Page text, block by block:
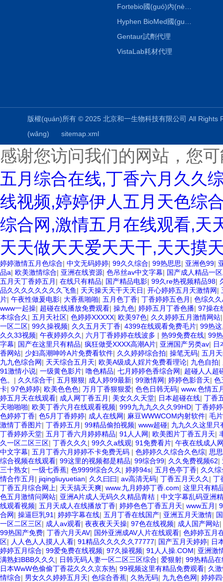
Gentaur試劑代理
VistaLab耗材代理
版權(quán)所有 © 2025 北京和一生物科技有限公司 All
(wǎng)
sitemap.xml
感谢您访问我们的网站，您
五月综合在线,丁香六月久久
线视频,婷婷伊人五月天色综
综合网,激情五月在线观看,天
天天做天天爱天天干,天天摸
婷婷激情五月色综合| 中文无码婷婷| 99久久综合| 99热思思| 亚洲色99|
品a| 欧美激情综合| 亚洲在线资源| 色吊丝av中文字幕| 国产成人精品一
五月天丁香婷五月 | 在线只有精品| 国产精品电影| 99久re热视频精品98|
品久久久久久久久久飞鱼| 天天操天天干天天日| 开心婷婷五月天激情网|
片| 午夜性做爰电影| 大香蕉啪啪| 五月色丁香| 丁香婷婷五色月 | 色综久久
www一起操| 超碰在线播放免费观看| 操九色| 婷婷五月丁香色播| 97操在
本综合久 | 五月天社区| 色婷婷XXXXX| 欧美97色| 久久婷婷五月激情网站
一区二区| 99久操视频| 久久五月天丁香| 4399在线观看免费毛片| 99热
久久33视频| 午夜婷婷久久 | 六月丁香婷婷在线波多 | 热99免费在线| 99
字幕| 国产在这里只有精品| 疯狂做受XXXX高潮A片| 亚洲国产另类av| 日
香网站| 少妇高潮呻吟A片免费看软件| 久久婷婷综合拍| 操笔无码| 五月
九九色综合网| 天天综合五月天| 欧美A级成人婬片免费看理论| 九色自拍|
91激情小说| 一级黄色影片| 噜色精品| 七月婷婷色香综合网| 超碰人人超
色。 | 久久综合干| 五月狠狠| 成人婷99最新| 99激情网| 婷婷色影音天| 色
卡| 97色婷婷| 欧美色色色| 万月丁香狠狠爱| 色色日韩无码| www.色情五
婷五月天在线观看| 成人网丁香五月 | 美女久久天堂| 日本超碰在线| 丁香
天啪啪啪| 欧美丁香六月在线观看视频| 999九九九久久久99HD| 丁香婷
色婷婷丁香| 色5月丁香婷婷| 成人在线网| 麻豆WWWCOM内射软件| 毛
激情丁香图片| 丁香婷五月 | 99精品偷拍视频| www超碰| 九九久久这里只
丁香婷婷天堂| 五月丁香六月婷婷精品| 91人人网| 欧美图片丁香五月天|
久一区二区三区| 丁香久久久 | 99久久a线观| 91免费看片| 午夜在线成人
中文字幕| 五月丁香六月婷婷不卡免费无码 | 色婷婷久久综合久色综| 思
综合视频在线观看| 99这里的视频都是精品| 99综合99| 久久免费视频62|
三十熟女| 一级七香蕉| 色9999综合久久 | 婷婷94s| 五月色亭丁香| 久久
情合作五月 | jiqingliuyuetian| 久久曰曰| av高清无码| 丁香五月天久久 | 丁
丁香五月综合网上| 天天搞天天爽| www.九月婷婷丁香.com| 这里只有精
色五月激情问网站| 亚洲A片成人无码久久精品青桔 | 中文字幕乱码亚洲
线观看视频| 五月天成人在线播放丁香| 婷婷色色丁香五月天| www五月 |
合网| 操逼巨乳91 | 婷婷字幕在线| 五月丁香在线国产| 亚洲五月天激情|
一区二区三区| 成人av观看| 夜夜夜天天操| 97色在线视频| 成人国产网站|
99热国产免费| 丁香六月天AV| 国外亚洲成AV人片在线观看| 色婷婷五月
区| 人人色人人摸人人看| 91精品久久久久久77777| 国产五月天婷婷| 日
婷婷五月综合| 99爱免费在线视频| 97久操视频| 91人人操.COM| 亚洲激
满熟妇BBB久久久 | 日韩无码人妻一区二区三区综合| 爱狠射| 99热精品在
日本WwW色偷偷丁香花久久久京东热| 99视频这里有精品免费观看| 久
情综合| 男女久久婷婷五月天| 色综合香蕉| 久热无码| 九九色色网| 婷婷